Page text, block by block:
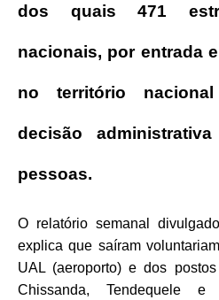
dos quais 471
nacionais, por entrada
no território
decisão
pessoas.
O relatório semanal
explica que saíram
UAL (aeroporto) e dos
Chissanda, Tendequele